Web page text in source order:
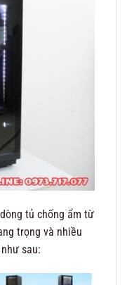
tủ chống ẩm từ
trọng và nhiều
sau: